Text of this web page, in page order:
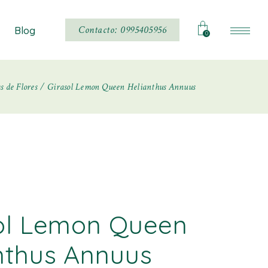
Blog
Noticias
Contacto: 0995405956 0
Noticias
de Flores Girasol Lemon Queen Helianthus Annuus
Lemon Queen
Annuus